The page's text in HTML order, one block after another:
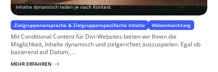
Inhalte dynamisch laden je nach Kontext
Zielgruppenansprache & Zielgruppenspezifische Inhalte Webentwicklung
Mit Conditional Content für Divi-Websites bieten wir Ihnen die
Möglichkeit, Inhalte dynamisch und zielgerichtet auszuspielen. Egal ob
basierend auf Datum, ...
MEHR ERFAHREN $